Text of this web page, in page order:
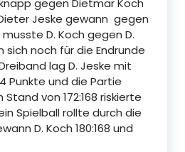
Jeske gewann gegen
D. Koch gegen D.
sich noch für die Endrunde
lag D. Jeske mit
Punkte und die Partie
von 172:168 riskierte
Spielball rollte durch die
D. Koch 180:168 und